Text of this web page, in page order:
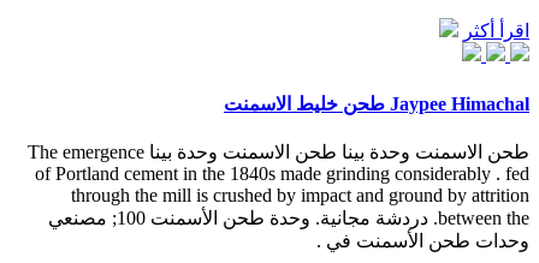
اقرأ أكثر
Jaypee Himachal طحن خليط الاسمنت
طحن الاسمنت وحدة بينا طحن الاسمنت وحدة بينا The emergence
of Portland cement in the 1840s made grinding considerably . fed
through the mill is crushed by impact and ground by attrition
between the. دردشة مجانية. وحدة طحن الأسمنت 100; مصنعي
وحدات طحن الأسمنت في .